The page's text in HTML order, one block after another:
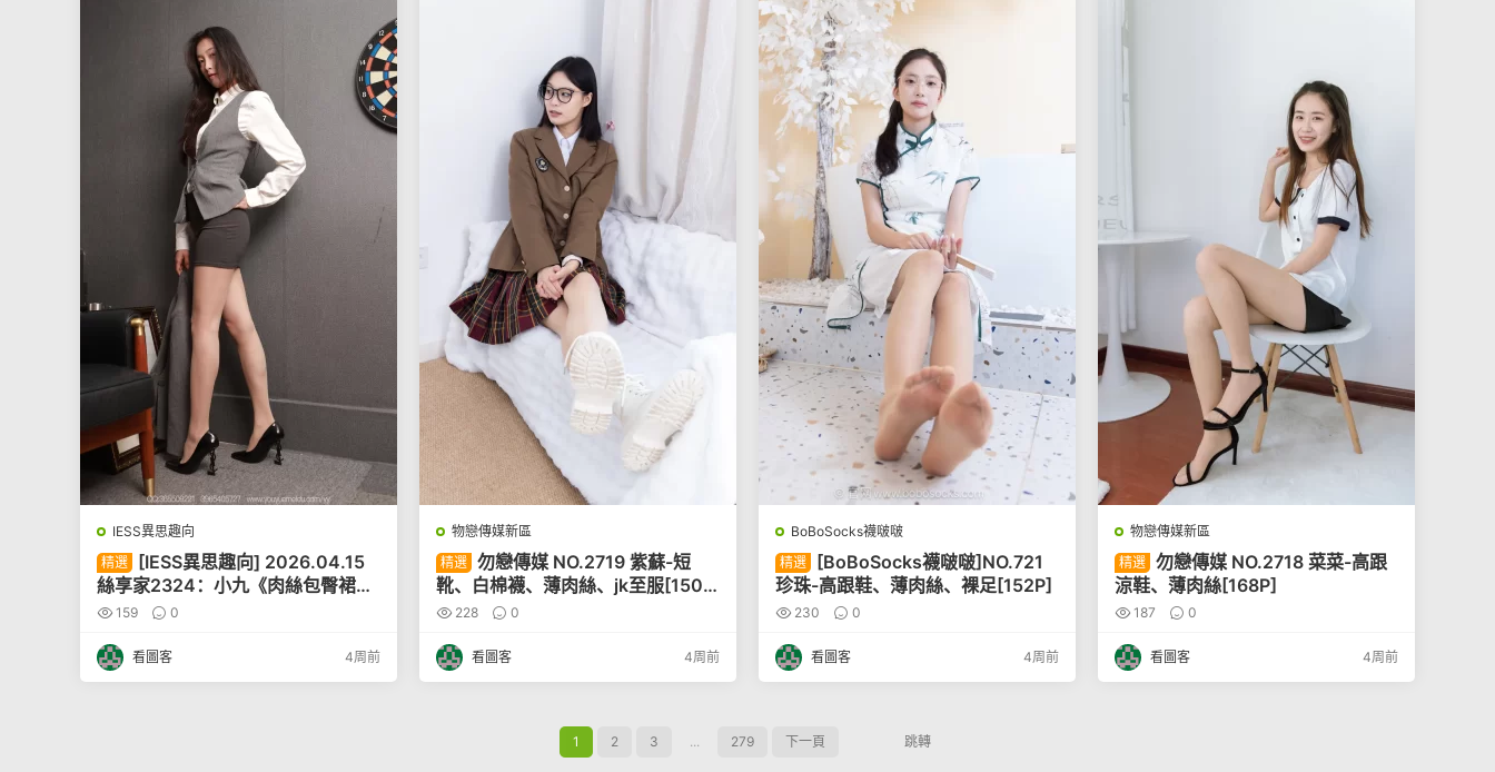
IESS異思趣向
精選
[IESS異思趣向] 2026.04.15
絲享家2324：小九《肉絲包臀裙
（下）》[90P]
159 0
看圖客 4周前
物戀傳媒新區
精選 勿戀傳媒 NO.2719 紫蘇-短
靴、白棉襪、薄肉絲、jk至服[150
P] 228 0
看圖客 4周前
BoBoSocks襪啵啵
精選
[BoBoSocks襪啵啵]NO.721
珍珠-高跟鞋、薄肉絲、裸足[152P]
230 0
看圖客 4周前
物戀傳媒新區
精選 勿戀傳媒 NO.2718 菜菜-高跟
涼鞋、薄肉絲[168P]
187 0
看圖客 4周前
1 2 3 ... 279 下一頁 跳轉